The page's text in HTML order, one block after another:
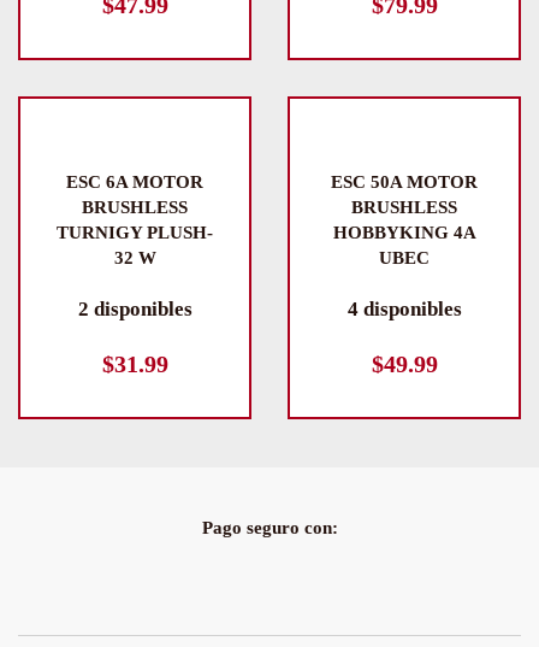
ESC 6A MOTOR
BRUSHLESS
TURNIGY PLUSH-
32 W
2 disponibles
$31.99
ESC 50A MOTOR
BRUSHLESS
HOBBYKING 4A
UBEC
4 disponibles
$49.99
Pago seguro con: